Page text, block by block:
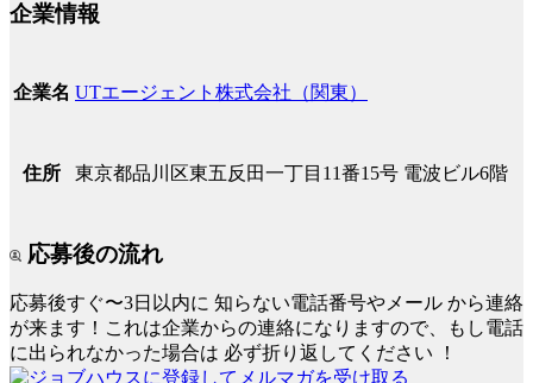
企業情報
企業名 UTエージェント株式会社（関東）
住所 東京都品川区東五反田一丁目11番15号 電波ビル6階
応募後の流れ
応募後すぐ〜3日以内に 知らない電話番号やメール から連絡
が来ます！これは企業からの連絡になりますので、もし電話
に出られなかった場合は 必ず折り返してください ！